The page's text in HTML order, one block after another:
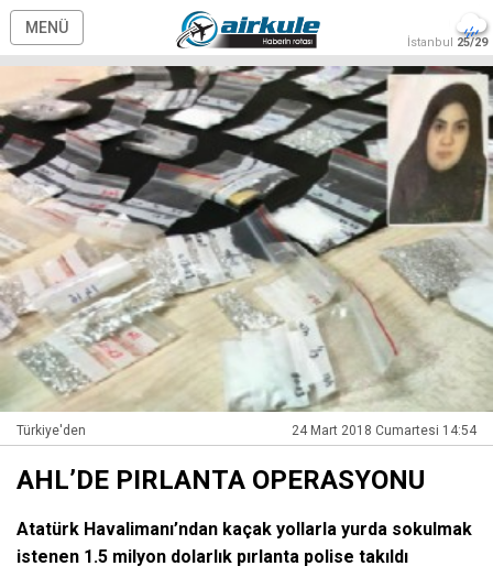
MENÜ
İstanbul 25/29
Türkiye'den 24 Mart 2018 Cumartesi 14:54
AHL’DE PIRLANTA OPERASYONU
Atatürk Havalimanı’ndan kaçak yollarla yurda sokulmak
istenen 1.5 milyon dolarlık pırlanta polise takıldı